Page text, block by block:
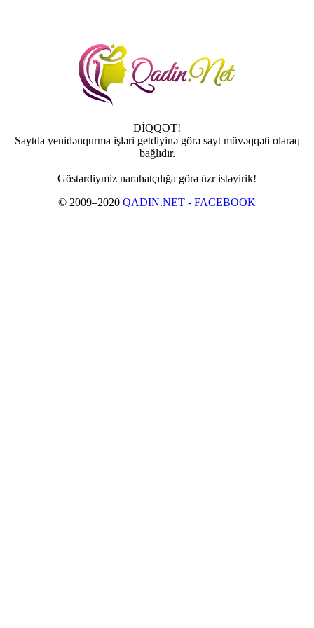
DİQQƏT!
Saytda yenidənqurma işləri getdiyinə görə sayt müvəqqəti olaraq
bağlıdır.
Göstərdiymiz narahatçılığa görə üzr istəyirik!
© 2009–2020 QADIN.NET - FACEBOOK